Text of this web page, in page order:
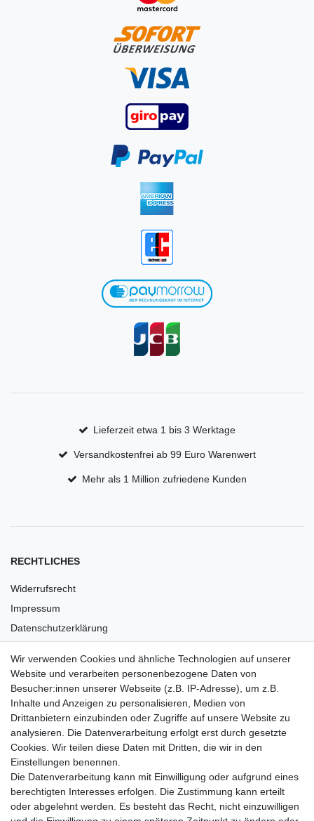
Lieferzeit etwa 1 bis 3 Werktage
Versandkostenfrei ab 99 Euro Warenwert
Mehr als 1 Million zufriedene Kunden
RECHTLICHES
Widerrufsrecht
Impressum
Datenschutzerklärung
Versandkosten
Barrierefreiheit
Anleitungen
Vertrag widerrufen
PARTNER
DHL
GLS
Wir verwenden Cookies und ähnliche Technologien auf unserer
Website und verarbeiten personenbezogene Daten von
Besucher:innen unserer Webseite (z.B. IP-Adresse), um z.B.
Inhalte und Anzeigen zu personalisieren, Medien von
Drittanbietern einzubinden oder Zugriffe auf unsere Website zu
analysieren. Die Datenverarbeitung erfolgt erst durch gesetzte
Cookies. Wir teilen diese Daten mit Dritten, die wir in den
Einstellungen benennen.
Die Datenverarbeitung kann mit Einwilligung oder aufgrund eines
berechtigten Interesses erfolgen. Die Zustimmung kann erteilt
oder abgelehnt werden. Es besteht das Recht, nicht einzuwilligen